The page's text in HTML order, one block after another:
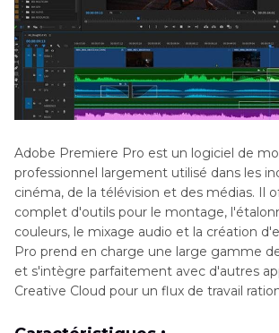
Adobe Premiere Pro est un logiciel de
professionnel largement utilisé dans les
cinéma, de la télévision et des médias. Il
complet d'outils pour le montage,
couleurs, le mixage audio et la création
Pro prend en charge une large gamme
et s'intègre parfaitement avec d'autres
Creative Cloud pour un flux de travail